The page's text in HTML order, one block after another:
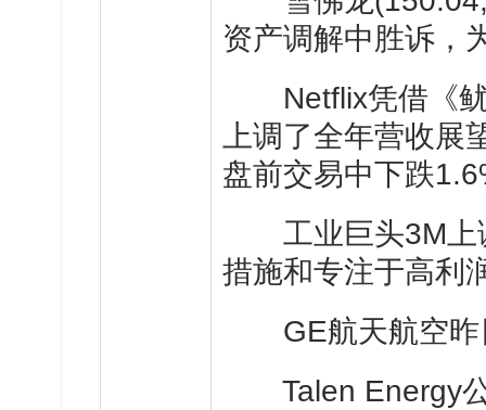
资产调解中胜诉，
Netflix凭借《鱿
上调了全年营收展
盘前交易中下跌
工业巨头3M上
措施和专注于高利
GE航天航空昨
Talen Energy公